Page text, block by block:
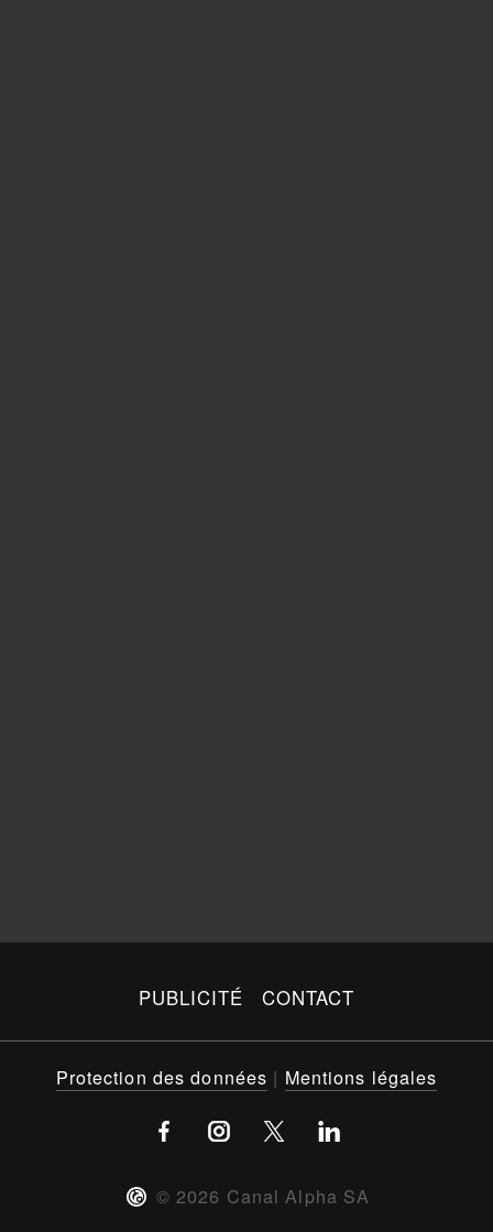
PUBLICITÉ CONTACT
© 2026 Canal Alpha SA
Protection des données | Mentions légales